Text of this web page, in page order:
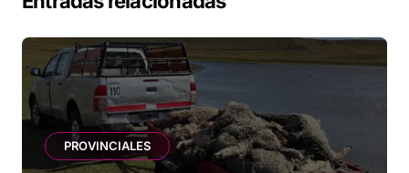
PROVINCIALES